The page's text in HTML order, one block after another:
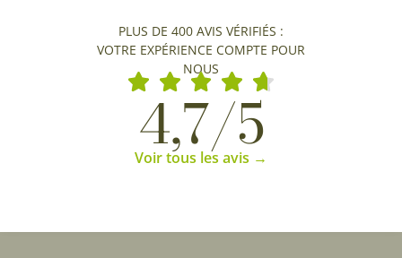
PLUS DE 400 AVIS VÉRIFIÉS :
VOTRE EXPÉRIENCE COMPTE POUR
NOUS
4,7/5
Voir tous les avis →